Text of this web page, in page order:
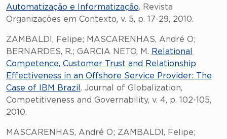
Automatização e Informatização. Revista
Organizações em Contexto, v. 5, p. 17-29, 2010.
ZAMBALDI, Felipe; MASCARENHAS, André O;
BERNARDES, R.; GARCIA NETO, M. Relational
Competence, Customer Trust and Relationship
Effectiveness in an Offshore Service Provider: The
Case of IBM Brazil . Journal of Globalization,
Competitiveness and Governability, v. 4, p. 102-105,
2010.
MASCARENHAS, André O; ZAMBALDI, Felipe;